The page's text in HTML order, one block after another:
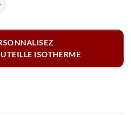
- Champion dans l'âme ! 500 ml
ISOTHERME